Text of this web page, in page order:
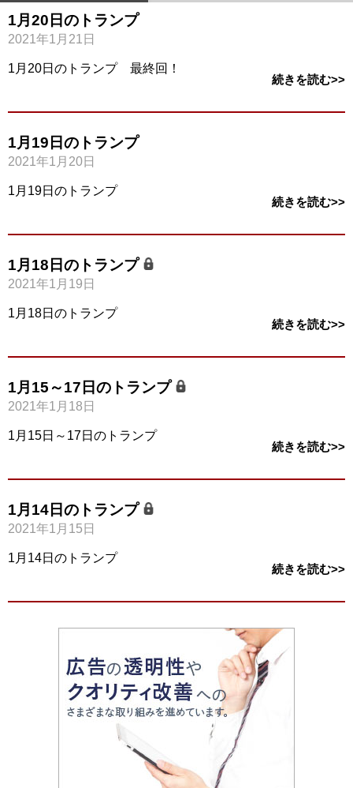
1月20日のトランプ
2021年1月21日
1月20日のトランプ 最終回！
続きを読む>>
1月19日のトランプ
2021年1月20日
1月19日のトランプ
続きを読む>>
1月18日のトランプ
2021年1月19日
1月18日のトランプ
続きを読む>>
1月15～17日のトランプ
2021年1月18日
1月15日～17日のトランプ
続きを読む>>
1月14日のトランプ
2021年1月15日
1月14日のトランプ
続きを読む>>